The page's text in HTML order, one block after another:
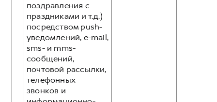
поздравления с
праздниками и т.д.)
посредством push-
уведомлений, e-mail,
sms- и mms-
сообщений,
почтовой рассылки,
телефонных
звонков и